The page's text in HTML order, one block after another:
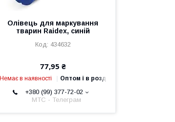
Олівець для маркування
тварин Raidex, синій
434632
77,95 ₴
Немає в наявності Оптом і в роздріб
+380 (99) 377-72-02
МТС - Телеграм